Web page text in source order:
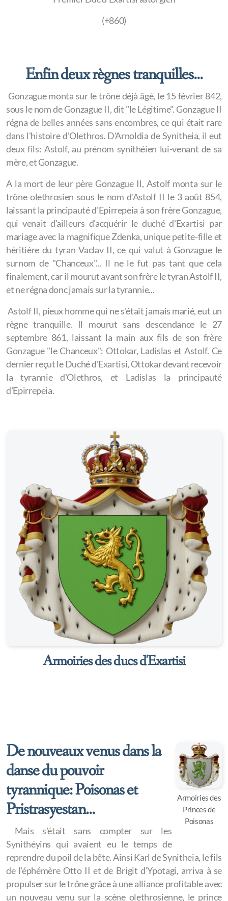
(+860)
Enfin deux règnes tranquilles...
Gonzague monta sur le trône déjà âgé, le 15 février 842,
sous le nom de Gonzague II, dit "le Légitime". Gonzague II
régna de belles années sans encombres, ce qui était rare
dans l'histoire d'Olethros. D'Arnoldia de Synitheia, il eut
deux fils: Astolf, au prénom synithéien lui-venant de sa
mère, et Gonzague.
A la mort de leur père Gonzague II, Astolf monta sur le
trône olethrosien sous le nom d'Astolf II le 3 août 854,
laissant la principauté d'Epirrepeia à son frère Gonzague,
qui venait d'ailleurs d'acquérir le duché d'Exartisi par
mariage avec la magnifique Zdenka, unique petite-fille et
héritière du tyran Vaclav II, ce qui valut à Gonzague le
surnom de "Chanceux"... Il ne le fut pas tant que cela
finalement, car il mourut avant son frère le tyran Astolf II,
et ne régna donc jamais sur la tyrannie...
Astolf II, pieux homme qui ne s'était jamais marié, eut un
règne tranquille. Il mourut sans descendance le 27
septembre 861, laissant la main aux fils de son frère
Gonzague "le Chanceux": Ottokar, Ladislas et Astolf. Ce
dernier reçut le Duché d'Exartisi, Ottokar devant recevoir
la tyrannie d'Olethros, et Ladislas la principauté
d'Epirrepeia.
Armoiries des ducs d'Exartisi
Armoiries des
Princes de
Poisonas
De nouveaux venus dans la
danse du pouvoir
tyrannique: Poisonas et
Pristrasyestan...
Mais s'était sans compter sur les
Synithéyins qui avaient eu le temps de
reprendre du poil de la bête. Ainsi Karl de Synitheia, le fils
de l'éphémère Otto II et de Brigit d'Ypotagi, arriva à se
propulser sur le trône grâce à une alliance profitable avec
un nouveau venu sur la scène olethrosienne, le prince